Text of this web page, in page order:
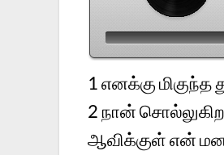
1எனக்கு மிகுந்த
2நான்
ஆவிக்குள் என்